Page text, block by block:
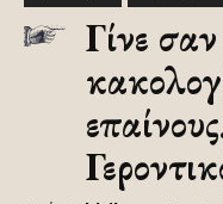
Γίνε